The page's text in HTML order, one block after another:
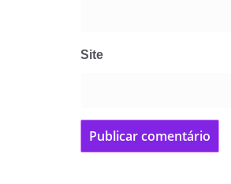
Site